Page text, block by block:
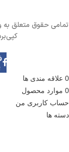
تمامی حقوق متعلق
0 علاقه مندی ها
0 موارد محصول
حساب کاربری من
دسته ها